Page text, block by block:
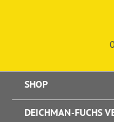
SHOP
DEICHMAN-FUCHS